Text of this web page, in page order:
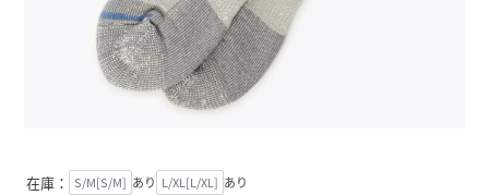
在庫： S/M[S/M] あり L/XL[L/XL] あり